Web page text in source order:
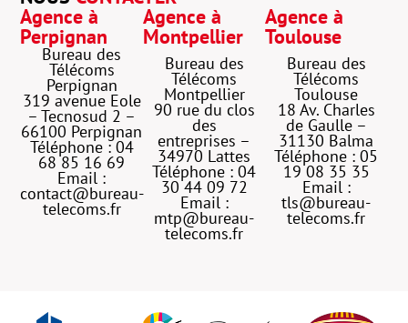
Agence à
Perpignan
Bureau des
Télécoms
Perpignan
319 avenue Eole
– Tecnosud 2 –
66100 Perpignan
Téléphone : 04
68 85 16 69
Email :
contact@bureau-
telecoms.fr
Agence à
Montpellier
Bureau des
Télécoms
Montpellier
90 rue du clos
des
entreprises –
34970 Lattes
Téléphone : 04
30 44 09 72
Email :
mtp@bureau-
telecoms.fr
Agence à
Toulouse
Bureau des
Télécoms
Toulouse
18 Av. Charles
de Gaulle –
31130 Balma
Téléphone : 05
19 08 35 35
Email :
tls@bureau-
telecoms.fr